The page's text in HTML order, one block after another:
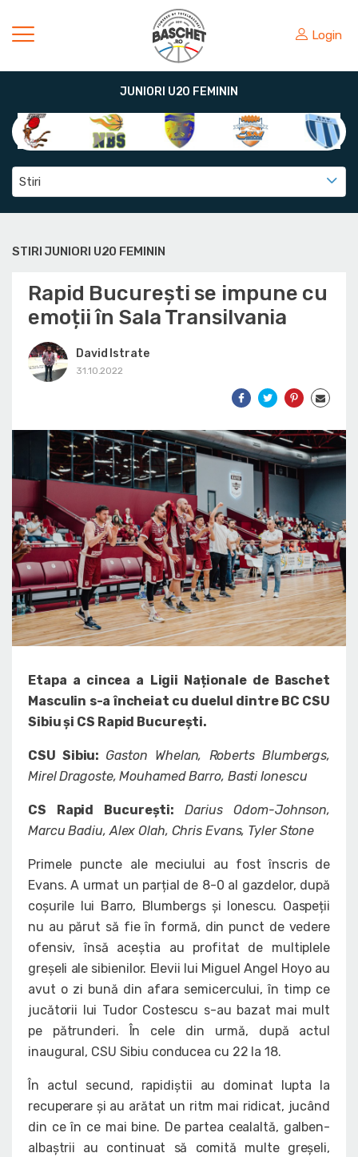
Login
JUNIORI U20 FEMININ
Stiri
STIRI JUNIORI U20 FEMININ
Rapid București se impune cu
emoții în Sala Transilvania
David Istrate
31.10.2022
Etapa a cincea a Ligii Naționale de Baschet
Masculin s-a încheiat cu duelul dintre BC CSU
Sibiu și CS Rapid București.
CSU Sibiu: Gaston Whelan, Roberts Blumbergs,
Mirel Dragoste, Mouhamed Barro, Basti Ionescu
CS Rapid București: Darius Odom-Johnson,
Marcu Badiu, Alex Olah, Chris Evans, Tyler Stone
Primele puncte ale meciului au fost înscris de
Evans. A urmat un parțial de 8-0 al gazdelor, după
coșurile lui Barro, Blumbergs și Ionescu. Oaspeții
nu au părut să fie în formă, din punct de vedere
ofensiv, însă aceștia au profitat de multiplele
greșeli ale sibienilor. Elevii lui Miguel Angel Hoyo au
avut o zi bună din afara semicercului, în timp ce
jucătorii lui Tudor Costescu s-au bazat mai mult
pe pătrunderi. În cele din urmă, după actul
inaugural, CSU Sibiu conducea cu 22 la 18.
În actul secund, rapidiștii au dominat lupta la
recuperare și au arătat un ritm mai ridicat, jucând
din ce în ce mai bine. De partea cealaltă, galben-
albaștrii au continuat să comită multe greșeli,